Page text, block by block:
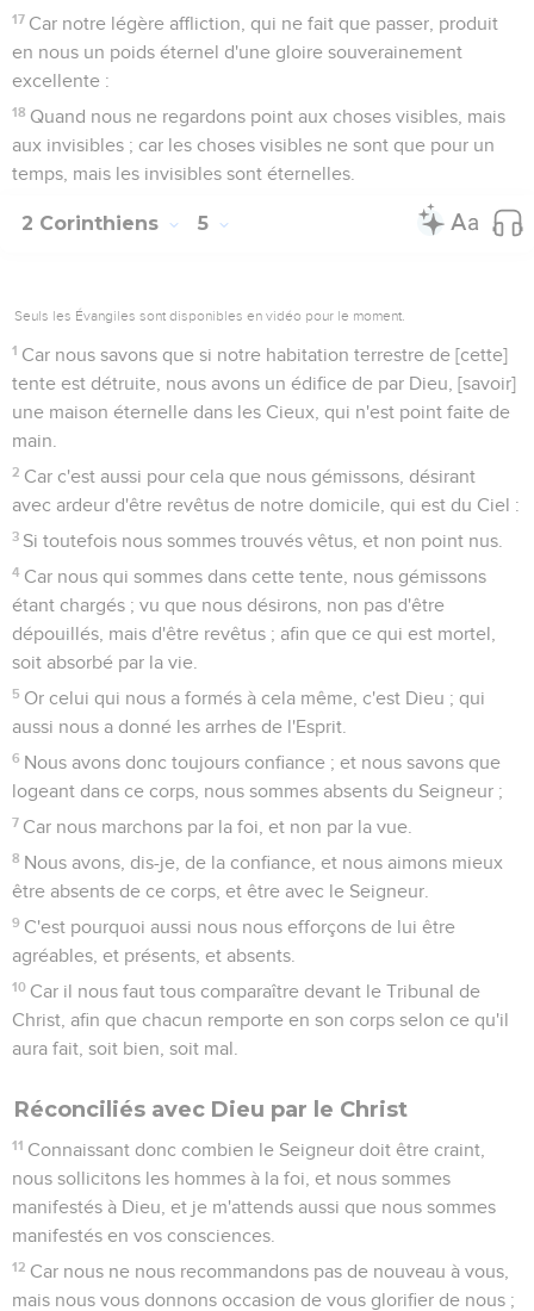
17 Car notre légère affliction, qui ne fait que passer, produit
en nous un poids éternel d'une gloire souverainement
excellente :
18 Quand nous ne regardons point aux choses visibles, mais
aux invisibles ; car les choses visibles ne sont que pour un
temps, mais les invisibles sont éternelles.
2 Corinthiens 5
Seuls les Évangiles sont disponibles en vidéo pour le moment.
1 Car nous savons que si notre habitation terrestre de [cette]
tente est détruite, nous avons un édifice de par Dieu, [savoir]
une maison éternelle dans les Cieux, qui n'est point faite de
main.
2 Car c'est aussi pour cela que nous gémissons, désirant
avec ardeur d'être revêtus de notre domicile, qui est du Ciel :
3 Si toutefois nous sommes trouvés vêtus, et non point nus.
4 Car nous qui sommes dans cette tente, nous gémissons
étant chargés ; vu que nous désirons, non pas d'être
dépouillés, mais d'être revêtus ; afin que ce qui est mortel,
soit absorbé par la vie.
5 Or celui qui nous a formés à cela même, c'est Dieu ; qui
aussi nous a donné les arrhes de l'Esprit.
6 Nous avons donc toujours confiance ; et nous savons que
logeant dans ce corps, nous sommes absents du Seigneur ;
7 Car nous marchons par la foi, et non par la vue.
8 Nous avons, dis-je, de la confiance, et nous aimons mieux
être absents de ce corps, et être avec le Seigneur.
9 C'est pourquoi aussi nous nous efforçons de lui être
agréables, et présents, et absents.
10 Car il nous faut tous comparaître devant le Tribunal de
Christ, afin que chacun remporte en son corps selon ce qu'il
aura fait, soit bien, soit mal.
Réconciliés avec Dieu par le Christ
11 Connaissant donc combien le Seigneur doit être craint,
nous sollicitons les hommes à la foi, et nous sommes
manifestés à Dieu, et je m'attends aussi que nous sommes
manifestés en vos consciences.
12 Car nous ne nous recommandons pas de nouveau à vous,
mais nous vous donnons occasion de vous glorifier de nous ;